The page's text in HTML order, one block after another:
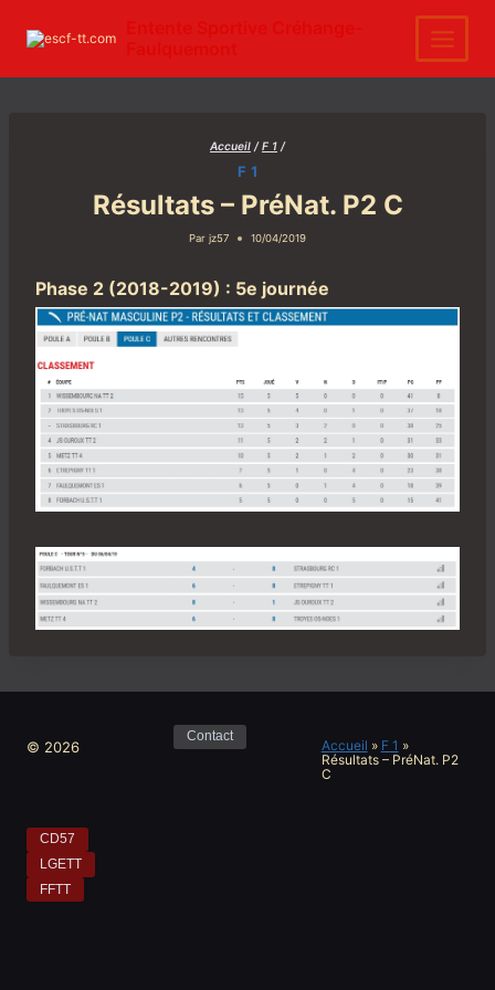
contenu
Accueil / F 1 /
F 1
Résultats – PréNat. P2 C
Par jz57 10/04/2019
Phase 2 (2018-2019) : 5e journée
© 2026
Contact
Accueil » F 1 »
Résultats – PréNat. P2
C
CD57
LGETT
FFTT